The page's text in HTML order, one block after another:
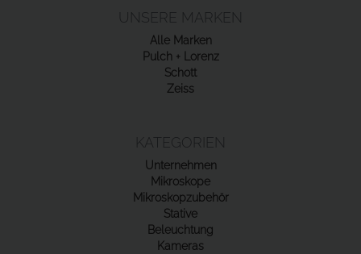
UNSERE MARKEN
Alle Marken
Pulch + Lorenz
Schott
Zeiss
KATEGORIEN
Unternehmen
Mikroskope
Mikroskopzubehör
Stative
Beleuchtung
Kameras